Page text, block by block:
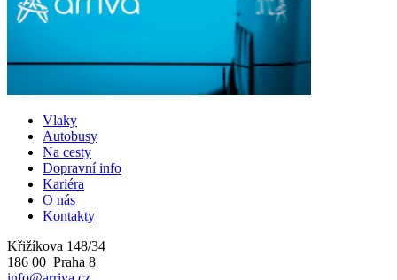
Vlaky
Autobusy
Na cesty
Dopravní info
Kariéra
O nás
Kontakty
Křižíkova 148/34
186 00 Praha 8